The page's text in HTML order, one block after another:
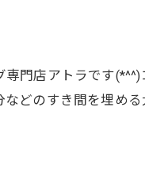
門店アトラです(*^^)
どのすき間を埋め